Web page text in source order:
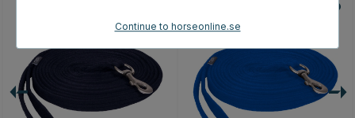
Continue to horseonline.se